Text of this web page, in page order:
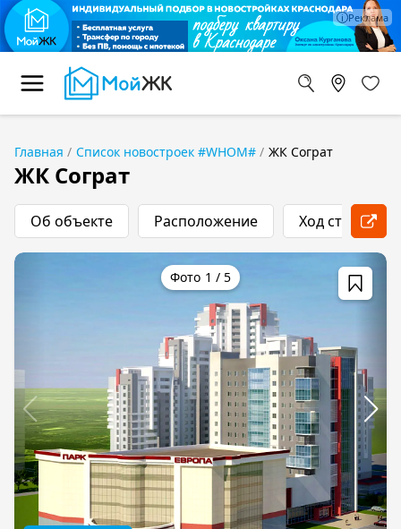
Главная Список новостроек #WHOM# ЖК Сограт
ЖК Сограт
Об объекте Расположение Ход
1 / 5